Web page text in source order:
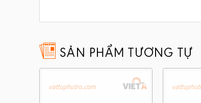
SẢN PHẨM TƯƠNG TỰ